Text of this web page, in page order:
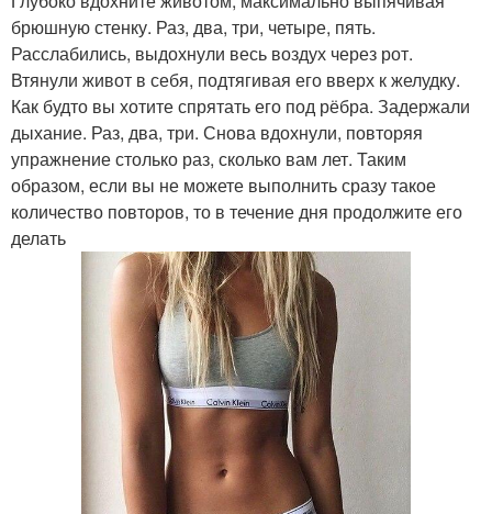
брюшную стенку. Раз, два, три, четыре, пять.
Расслабились, выдохнули весь воздух через рот.
Втянули живот в себя, подтягивая его вверх к желудку.
Как будто вы хотите спрятать его под рёбра. Задержали
дыхание. Раз, два, три. Снова вдохнули, повторяя
упражнение столько раз, сколько вам лет. Таким
образом, если вы не можете выполнить сразу такое
количество повторов, то в течение дня продолжите его
делать